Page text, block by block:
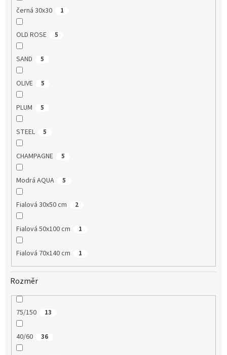
černá 30x30 1
OLD ROSE 5
SAND 5
OLIVE 5
PLUM 5
STEEL 5
CHAMPAGNE 5
Modrá AQUA 5
Fialová 30x50 cm 2
Fialová 50x100 cm 1
Fialová 70x140 cm 1
Rozměr
75/150 13
40/60 36